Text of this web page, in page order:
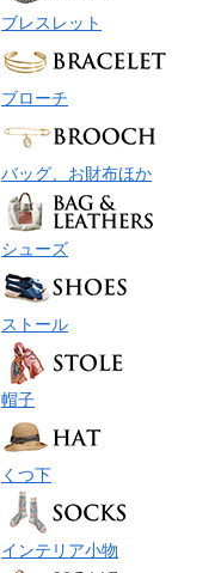
ブレスレット
ブローチ
バッグ、お財布ほか
シューズ
ストール
帽子
くつ下
インテリア小物